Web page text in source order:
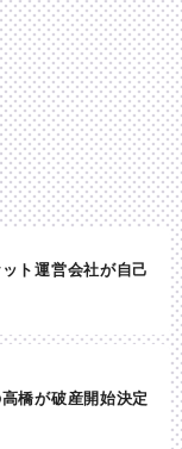
ト運営会社が自己
橋が破産開始決定